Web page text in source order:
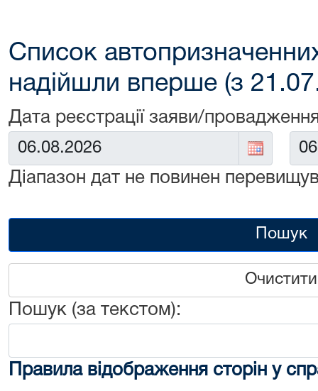
Список
надійшли вперше (з
Дата реєстрації заяви/
Від: До:
Діапазон дат не повинен
Пошук
Очистити
Пошук (за текстом):
Правила відображення сторін у